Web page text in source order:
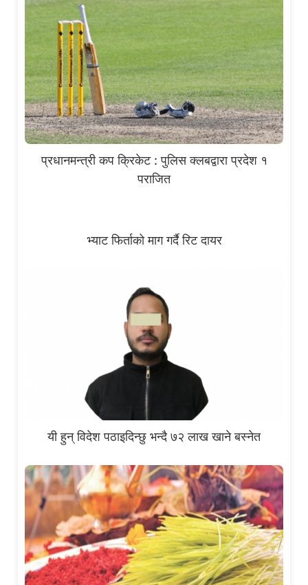
प्रधानमन्त्री कप क्रिकेट : पुलिस क्लबद्वारा प्रदेश १
पराजित
भ्याट फिर्ताको माग गर्दै रिट दायर
यी हुन् विदेश पठाइदिन्छु भन्दै ७२ लाख खाने बस्नेत